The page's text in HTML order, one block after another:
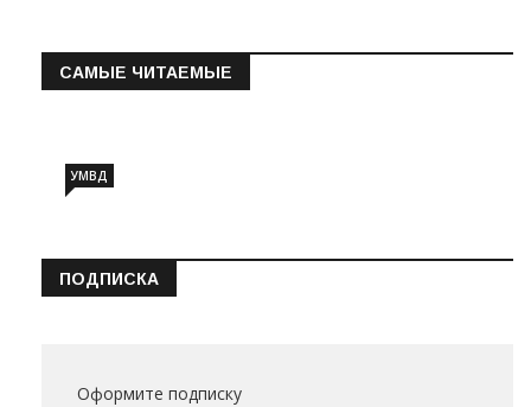
САМЫЕ ЧИТАЕМЫЕ
УМВД
ПОДПИСКА
Оформите подписку